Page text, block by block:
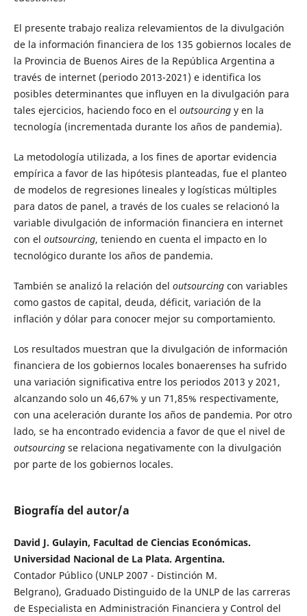
El presente trabajo realiza relevamientos de la divulgación
de la información financiera de los 135 gobiernos locales de
la Provincia de Buenos Aires de la República Argentina a
través de internet (periodo 2013-2021) e identifica los
posibles determinantes que influyen en la divulgación para
tales ejercicios, haciendo foco en el outsourcingy en la
tecnología (incrementada durante los años de pandemia).
La metodología utilizada, a los fines de aportar evidencia
empírica a favor de las hipótesis planteadas, fue el planteo
de modelos de regresiones lineales y logísticas múltiples
para datos de panel, a través de los cuales se relacionó la
variable divulgación de información financiera en internet
con el outsourcing, teniendo en cuenta el impacto en lo
tecnológico durante los años de pandemia.
También se analizó la relación del outsourcingcon variables
como gastos de capital, deuda, déficit, variación de la
inflación y dólar para conocer mejor su comportamiento.
Los resultados muestran que la divulgación de información
financiera de los gobiernos locales bonaerenses ha sufrido
una variación significativa entre los periodos 2013 y 2021,
alcanzando solo un 46,67% y un 71,85% respectivamente,
con una aceleración durante los años de pandemia. Por otro
lado, se ha encontrado evidencia a favor de que el nivel de
outsourcingse relaciona negativamente con la divulgación
por parte de los gobiernos locales.
Biografía del autor/a
David J. Gulayin, Facultad de Ciencias Económicas.
Universidad Nacional de La Plata. Argentina.
Contador Público (UNLP 2007 - Distinción M.
Belgrano), Graduado Distinguido de la UNLP de las carreras
de Especialista en Administración Financiera y Control del